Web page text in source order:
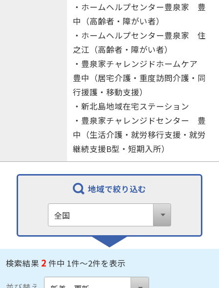
・ホームヘルプセンター豊泉家 豊
中（高齢者・障がい者）
・ホームヘルプセンター豊泉家 住
之江（高齢者・障がい者）
・豊泉家チャレンジドホームケア
豊中（居宅介護・重度訪問介護・同
行援護・移動支援）
・新北島地域在宅ステーション
・豊泉家チャレンジドセンター 豊
中（生活介護・就労移行支援・就労
継続支援B型・短期入所）
地域で絞り込む
検索結果 2 件中 1件～2件を表示